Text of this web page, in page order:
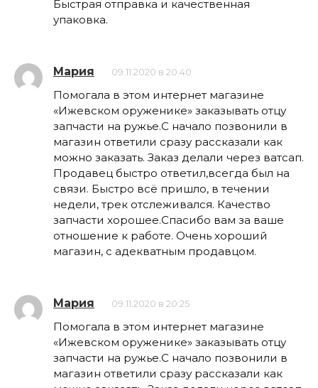
Быстрая отправка и качественная
упаковка.
Мария 09.11.2020 в 20:40
Помогала в этом интернет магазине
«Ижевском оруженике» заказывать отцу
запчасти на ружье.С начало позвонили в
магазин ответили сразу рассказали как
можно заказать. Заказ делали через ватсап.
Продавец быстро ответил,всегда был на
связи. Быстро всё пришло, в течении
недели, трек отслеживался. Качество
запчасти хорошее.Спасибо вам за ваше
отношение к работе. Очень хороший
магазин, с адекватным продавцом.
Мария 09.11.2020 в 20:25
Помогала в этом интернет магазине
«Ижевском оруженике» заказывать отцу
запчасти на ружье.С начало позвонили в
магазин ответили сразу рассказали как